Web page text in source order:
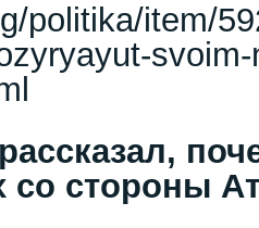
politika/item/
со стороны